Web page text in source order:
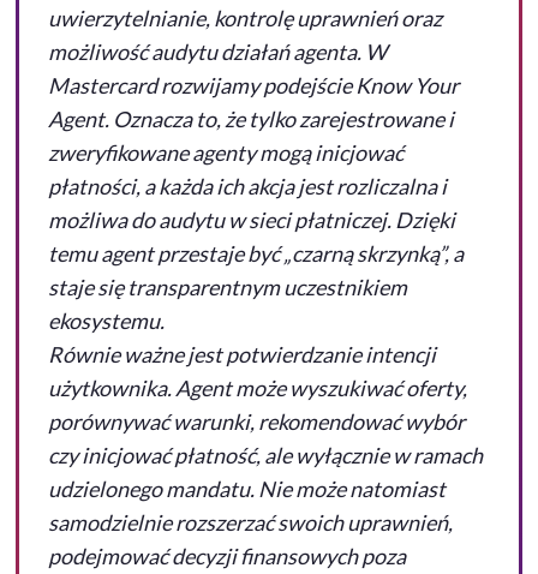
uwierzytelnianie, kontrolę uprawnień oraz
możliwość audytu działań agenta. W
Mastercard rozwijamy podejścieKnow Your
Agent. Oznacza to, że tylko zarejestrowane i
zweryfikowane agenty mogą inicjować
płatności, a każda ich akcja jest rozliczalna i
możliwa do audytu w sieci płatniczej. Dzięki
temu agent przestaje być „czarną skrzynką”, a
staje się transparentnym uczestnikiem
ekosystemu.
Równie ważne jest potwierdzanie intencji
użytkownika. Agent może wyszukiwać oferty,
porównywać warunki, rekomendować wybór
czy inicjować płatność, ale wyłącznie w ramach
udzielonego mandatu. Nie może natomiast
samodzielnie rozszerzać swoich uprawnień,
podejmować decyzji finansowych poza